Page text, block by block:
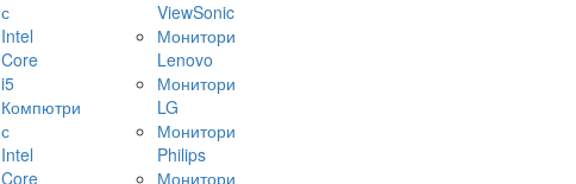
с
Intel
Core
i5
Компютри
с
Intel
Core
ViewSonic
Монитори
Lenovo
Монитори
LG
Монитори
Philips
Монитори